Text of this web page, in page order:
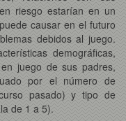
riesgo estarían en un
causar en el futuro
debidos al juego.
demográficas,
juego de sus padres,
por el número de
pasado) y tipo de
de 1 a 5).